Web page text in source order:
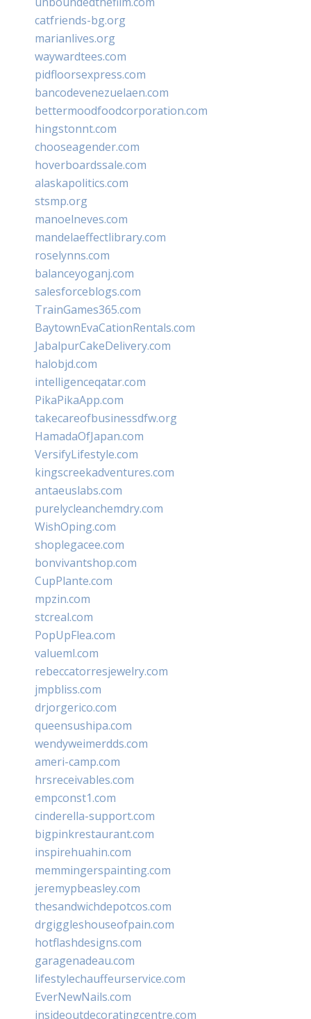
catfriends-bg.org
marianlives.org
waywardtees.com
pidfloorsexpress.com
bancodevenezuelaen.com
bettermoodfoodcorporation.com
hingstonnt.com
chooseagender.com
hoverboardssale.com
alaskapolitics.com
stsmp.org
manoelneves.com
mandelaeffectlibrary.com
roselynns.com
balanceyoganj.com
salesforceblogs.com
TrainGames365.com
BaytownEvaCationRentals.com
JabalpurCakeDelivery.com
halobjd.com
intelligenceqatar.com
PikaPikaApp.com
takecareofbusinessdfw.org
HamadaOfJapan.com
VersifyLifestyle.com
kingscreekadventures.com
antaeuslabs.com
purelycleanchemdry.com
WishOping.com
shoplegacee.com
bonvivantshop.com
CupPlante.com
mpzin.com
stcreal.com
PopUpFlea.com
valueml.com
rebeccatorresjewelry.com
jmpbliss.com
drjorgerico.com
queensushipa.com
wendyweimerdds.com
ameri-camp.com
hrsreceivables.com
empconst1.com
cinderella-support.com
bigpinkrestaurant.com
inspirehuahin.com
memmingerspainting.com
jeremypbeasley.com
thesandwichdepotcos.com
drgiggleshouseofpain.com
hotflashdesigns.com
garagenadeau.com
lifestylechauffeurservice.com
EverNewNails.com
insideoutdecoratingcentre.com